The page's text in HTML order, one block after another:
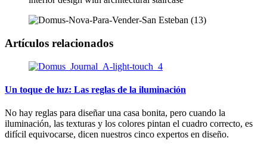
Artículos relacionados
Un toque de luz: Las reglas de la iluminación
No hay reglas para diseñar una casa bonita, pero cuando la
iluminación, las texturas y los colores pintan el cuadro correcto, es
difícil equivocarse, dicen nuestros cinco expertos en diseño.